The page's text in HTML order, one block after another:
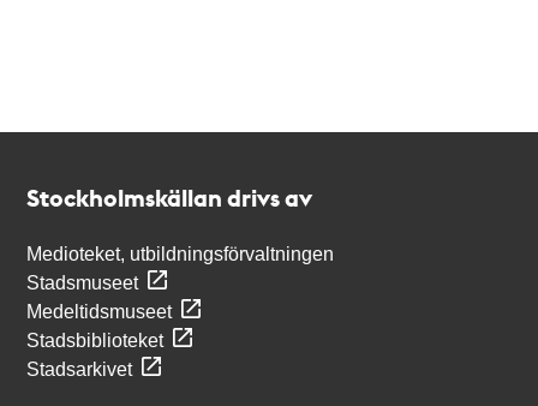
Stockholmskällan drivs av
Medioteket, utbildningsförvaltningen
Stadsmuseet
Medeltidsmuseet
Stadsbiblioteket
Stadsarkivet